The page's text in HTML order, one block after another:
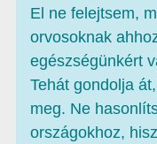
El ne felejtsem,
orvosoknak
egészségünkért
Tehát gondolja
meg. Ne
országokhoz,